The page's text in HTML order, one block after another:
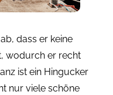
dass er keine
wodurch er recht
ist ein Hingucker
nur viele schöne